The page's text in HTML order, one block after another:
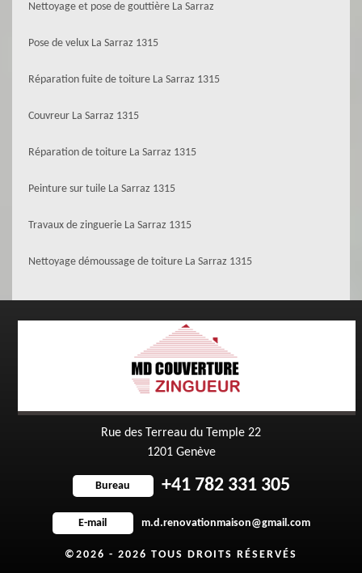
Nettoyage et pose de gouttière La Sarraz
Pose de velux La Sarraz 1315
Réparation fuite de toiture La Sarraz 1315
Couvreur La Sarraz 1315
Réparation de toiture La Sarraz 1315
Peinture sur tuile La Sarraz 1315
Travaux de zinguerie La Sarraz 1315
Nettoyage démoussage de toiture La Sarraz 1315
Rue des Terreau du Temple 22
1201 Genève
Bureau +41 782 331 305
E-mail m.d.renovationmaison@gmail.com
©2026 - 2026 TOUS DROITS RÉSERVÉS